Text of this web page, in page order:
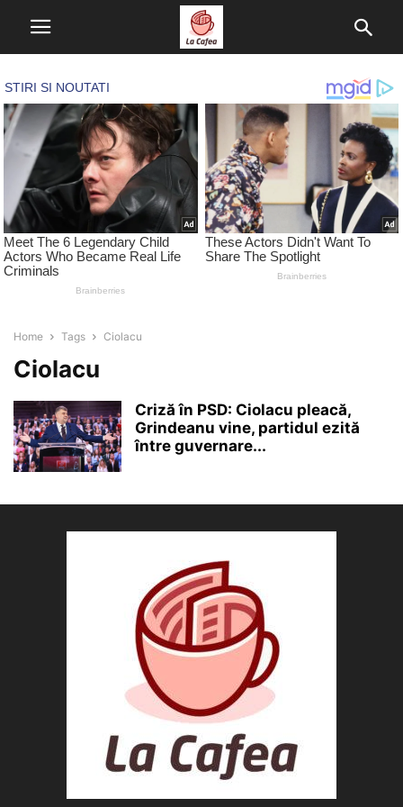
Home Tags Ciolacu
Ciolacu
Criză în PSD: Ciolacu pleacă,
Grindeanu vine, partidul ezită
între guvernare...